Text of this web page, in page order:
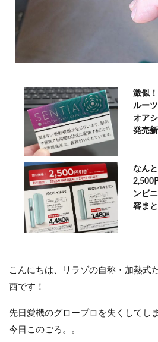
激似
ルー
オア
発売新
なん
2,500
ンビ
容ま
こんにちは、リラゾの自称・加熱式
西です！
先日愛機のグロープロを失くしてし
今日このごろ。。